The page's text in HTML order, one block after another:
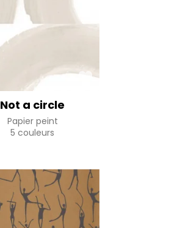
Not a circle
Papier peint
5 couleurs